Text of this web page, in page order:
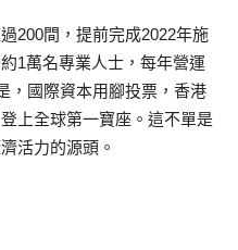
200間，提前完成2022年施
1萬名專業人士，每年營運
，國際資本用腳投票，香港
上全球第一寶座。這不單是
活力的源頭。